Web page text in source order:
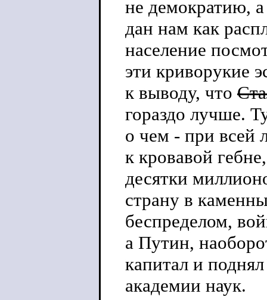
не демократию,
дан нам как
население
эти криворукие
к выводу, что
гораздо лучше.
о чем - при всей
к кровавой
десятки
страну в
беспределом,
а Путин,
капитал и
академии наук.